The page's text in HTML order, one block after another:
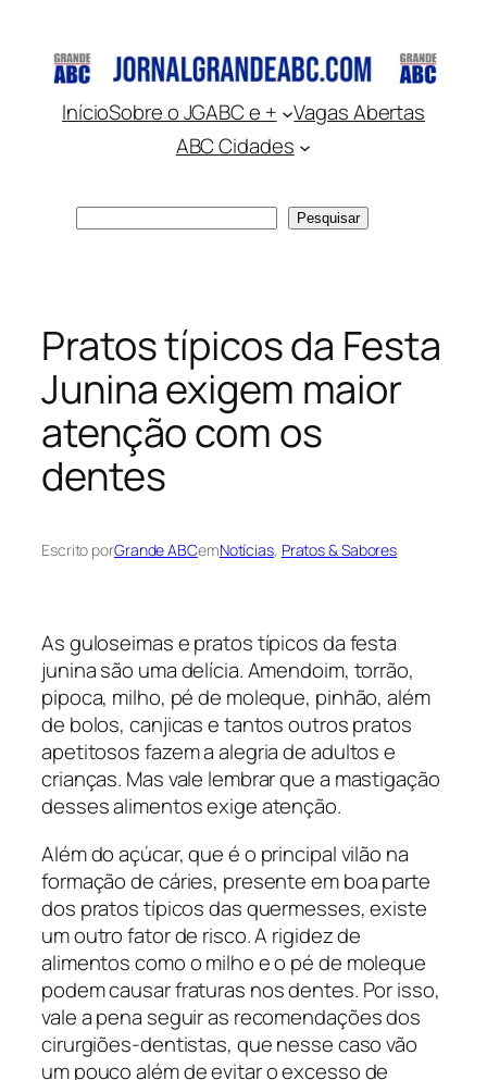
conteúdo
InícioSobre o JGABC e +
Vagas Abertas
ABC Cidades
Pesquisar
Pratos típicos da Festa
Junina exigem maior
atenção com os
dentes
Escrito porGrande ABCemNotícias, Pratos & Sabores
As guloseimas e pratos típicos da festa
junina são uma delícia. Amendoim, torrão,
pipoca, milho, pé de moleque, pinhão, além
de bolos, canjicas e tantos outros pratos
apetitosos fazem a alegria de adultos e
crianças. Mas vale lembrar que a mastigação
desses alimentos exige atenção.
Além do açúcar, que é o principal vilão na
formação de cáries, presente em boa parte
dos pratos típicos das quermesses, existe
um outro fator de risco. A rigidez de
alimentos como o milho e o pé de moleque
podem causar fraturas nos dentes. Por isso,
vale a pena seguir as recomendações dos
cirurgiões-dentistas, que nesse caso vão
um pouco além de evitar o excesso de